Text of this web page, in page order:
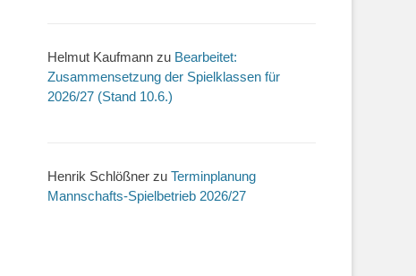
Helmut Kaufmann zu Bearbeitet:
Zusammensetzung der Spielklassen für
2026/27 (Stand 10.6.)
Henrik Schlößner zu Terminplanung
Mannschafts-Spielbetrieb 2026/27